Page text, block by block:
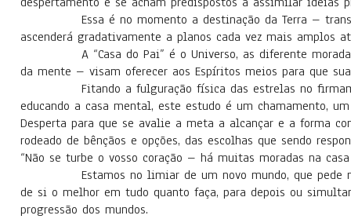
Essa é no momento a destinação da Terra –
ascenderá gradativamente a planos cada vez mais amplos
A “Casa do Pai” é o Universo, as diferente moradas
da mente – visam oferecer aos Espíritos meios para que
Fitando a fulguração física das estrelas no
educando a casa mental, este estudo é um chamamento,
Desperta para que se avalie a meta a alcançar e a forma
rodeado de bênçãos e opções, das escolhas que sendo
“Não se turbe o vosso coração – há muitas moradas na
Estamos no limiar de um novo mundo, que pede
de si o melhor em tudo quanto faça, para depois ou
progressão dos mundos.